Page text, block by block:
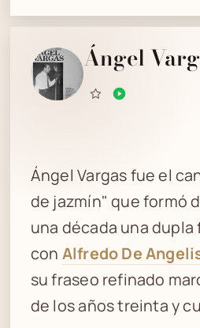
Ángel
Ángel Vargas fue el
de jazmín" que formó
una década una
con Alfredo De
su fraseo refinado
de los años treinta y